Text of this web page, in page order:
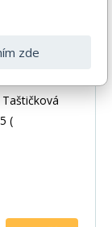
cm
(
zde